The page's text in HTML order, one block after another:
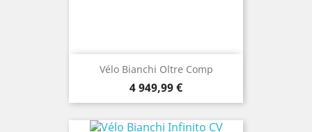
Vélo Bianchi Oltre Comp
Prix
4 949,99 €